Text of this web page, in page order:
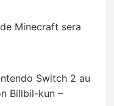
Minecraft sera
Switch 2 au
Billbil-kun –